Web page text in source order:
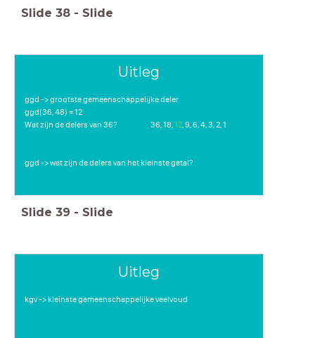
Slide 38 - Slide
Uitleg
ggd -> grootste gemeenschappelijke deler
ggd(36, 48) = 12
Wat zijn de delers van 36? 36, 18,12, 9, 6, 4, 3, 2, 1
ggd -> wat zijn de delers van het kleinste getal?
Slide 39 - Slide
Uitleg
kgv -> kleinste gemeenschappelijke veelvoud